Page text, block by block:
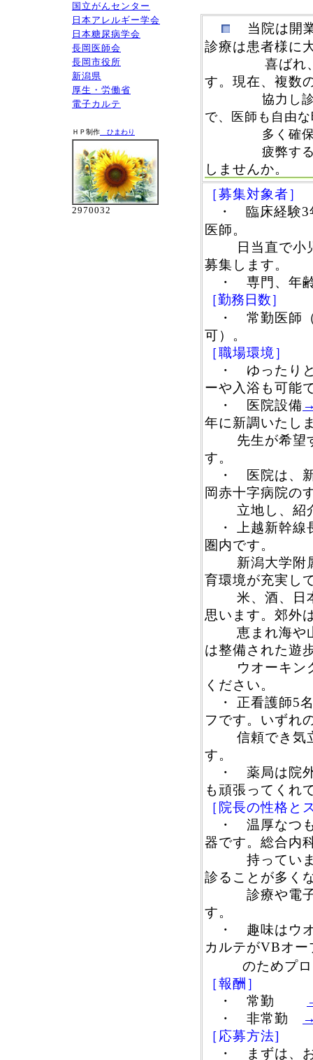
国立がんセンター
日本アレルギー学会
日本糖尿病学会
長岡医師会
長岡市役所
新潟県
厚生・労働省
電子カルテ
ＨＰ制作 ひまわり
2970032
当院は開
診療は患者様に
喜ばれ、地
す。現在、複数
協力し診療し
で、医師も自由
多く確保で
疲弊するこ
しませんか。
［募集対象者］
・ 臨床経験3
医師。
日当直で小児
募集します。
・ 専門、年
［勤務日数］
・ 常勤医師（
可）。
［職場環境］
・ ゆったり
ーや入浴も可
・ 医院設備
年に新調いたし
先生が希望す
す。
・ 医院は、新
岡赤十字病院の
立地し、紹介
・ 上越新幹線
圏内です。
新潟大学附属
育環境が充実し
米、酒、日本
思います。郊外
恵まれ海や山
は整備された遊
ウオーキング
ください。
・ 正看護師5
フです。いずれ
信頼でき気立
す。
・ 薬局は院外
も頑張ってくれ
［院長の性格と
・ 温厚なつも
器です。総合内
持っています
診ることが多く
診療や電子カ
す。
・ 趣味はウオ
カルテがVBオー
のためプ
［報酬］
・ 常勤
・ 非常勤
［応募方法]
・ まずは、お